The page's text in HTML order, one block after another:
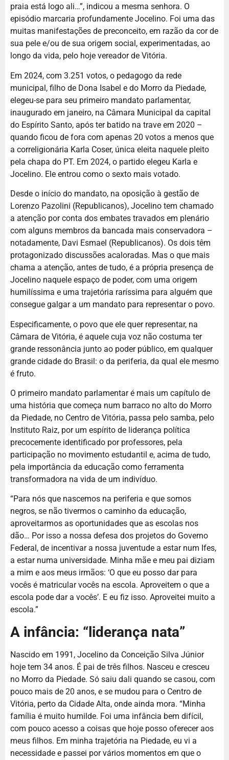
praia está logo ali…”, indicou a mesma senhora. O
episódio marcaria profundamente Jocelino. Foi uma das
muitas manifestações de preconceito, em razão da cor de
sua pele e/ou de sua origem social, experimentadas, ao
longo da vida, pelo hoje vereador de Vitória.
Em 2024, com 3.251 votos, o pedagogo da rede
municipal, filho de Dona Isabel e do Morro da Piedade,
elegeu-se para seu primeiro mandato parlamentar,
inaugurado em janeiro, na Câmara Municipal da capital
do Espírito Santo, após ter batido na trave em 2020 –
quando ficou de fora com apenas 20 votos a menos que
a correligionária Karla Coser, única eleita naquele pleito
pela chapa do PT. Em 2024, o partido elegeu Karla e
Jocelino. Ele entrou como o sexto mais votado.
Desde o início do mandato, na oposição à gestão de
Lorenzo Pazolini (Republicanos), Jocelino tem chamado
a atenção por conta dos embates travados em plenário
com alguns membros da bancada mais conservadora –
notadamente, Davi Esmael (Republicanos). Os dois têm
protagonizado discussões acaloradas. Mas o que mais
chama a atenção, antes de tudo, é a própria presença de
Jocelino naquele espaço de poder, com uma origem
humilíssima e uma trajetória raríssima para alguém que
consegue galgar a um mandato para representar o povo.
Especificamente, o povo que ele quer representar, na
Câmara de Vitória, é aquele cuja voz não costuma ter
grande ressonância junto ao poder público, em qualquer
grande cidade do Brasil: o da periferia, da qual ele mesmo
é fruto.
O primeiro mandato parlamentar é mais um capítulo de
uma história que começa num barraco no alto do Morro
da Piedade, no Centro de Vitória, passa pelo samba, pelo
Instituto Raiz, por um espírito de liderança política
precocemente identificado por professores, pela
participação no movimento estudantil e, acima de tudo,
pela importância da educação como ferramenta
transformadora na vida de um indivíduo.
“Para nós que nascemos na periferia e que somos
negros, se não tivermos o caminho da educação,
aproveitarmos as oportunidades que as escolas nos
dão… Por isso a nossa defesa dos projetos do Governo
Federal, de incentivar a nossa juventude a estar num Ifes,
a estar numa universidade. Minha mãe e meu pai diziam
a mim e aos meus irmãos: ‘O que eu posso dar para
vocês é matricular vocês na escola. Aproveitem o que a
escola pode dar a vocês’. E eu fiz isso. Aproveitei muito a
escola.”
A infância: “liderança nata”
Nascido em 1991, Jocelino da Conceição Silva Júnior
hoje tem 34 anos. É pai de três filhos. Nasceu e cresceu
no Morro da Piedade. Só saiu dali quando se casou, com
pouco mais de 20 anos, e se mudou para o Centro de
Vitória, perto da Cidade Alta, onde ainda mora. “Minha
família é muito humilde. Foi uma infância bem difícil,
com pouco acesso a coisas que hoje posso oferecer aos
meus filhos. Em minha trajetória na Piedade, eu vi a
necessidade e passei por vários momentos em que o